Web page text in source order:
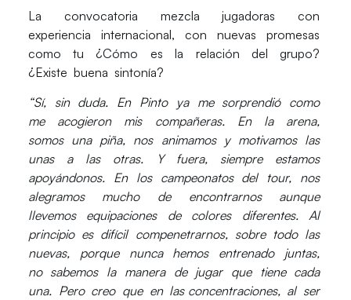
La convocatoria mezcla jugadoras con
experiencia internacional, con nuevas promesas
como tu ¿Cómo es la relación del grupo?
¿Existe buena sintonía?
“Sí, sin duda. En Pinto ya me sorprendió como
me acogieron mis compañeras. En la arena,
somos una piña, nos animamos y motivamos las
unas a las otras. Y fuera, siempre estamos
apoyándonos. En los campeonatos del tour, nos
alegramos mucho de encontrarnos aunque
llevemos equipaciones de colores diferentes. Al
principio es difícil compenetrarnos, sobre todo las
nuevas, porque nunca hemos entrenado juntas,
no sabemos la manera de jugar que tiene cada
una. Pero creo que en las concentraciones, al ser